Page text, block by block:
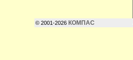
© 2001-2026 КОМПАС